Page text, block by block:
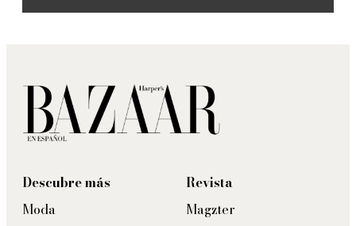
Descubre más
Moda
Revista
Magzter